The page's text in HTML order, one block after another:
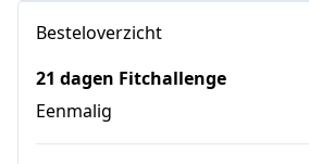
Besteloverzicht
21 dagen Fitchallenge
Eenmalig